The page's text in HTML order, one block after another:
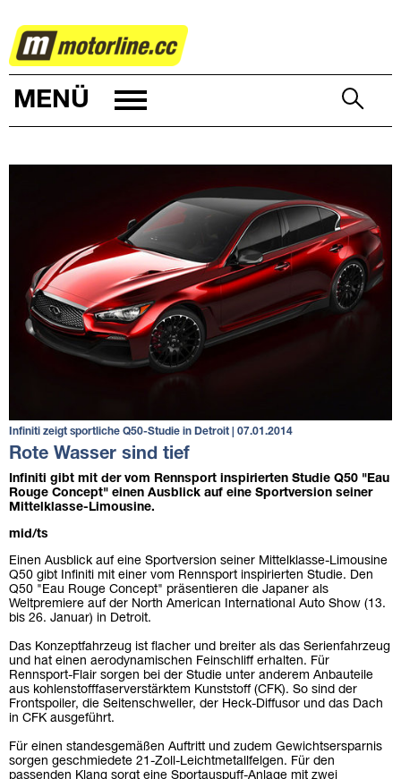
AUTOWELT
MENÜ
Infiniti zeigt sportliche Q50-Studie in Detroit | 07.01.2014
Rote Wasser sind tief
Infiniti gibt mit der vom Rennsport inspirierten Studie Q50 "Eau
Rouge Concept" einen Ausblick auf eine Sportversion seiner
Mittelklasse-Limousine.
mid/ts
Einen Ausblick auf eine Sportversion seiner Mittelklasse-Limousine
Q50 gibt Infiniti mit einer vom Rennsport inspirierten Studie. Den
Q50 "Eau Rouge Concept" präsentieren die Japaner als
Weltpremiere auf der North American International Auto Show (13.
bis 26. Januar) in Detroit.
Das Konzeptfahrzeug ist flacher und breiter als das Serienfahrzeug
und hat einen aerodynamischen Feinschliff erhalten. Für
Rennsport-Flair sorgen bei der Studie unter anderem Anbauteile
aus kohlenstofffaserverstärktem Kunststoff (CFK). So sind der
Frontspoiler, die Seitenschweller, der Heck-Diffusor und das Dach
in CFK ausgeführt.
Für einen standesgemäßen Auftritt und zudem Gewichtsersparnis
sorgen geschmiedete 21-Zoll-Leichtmetallfelgen. Für den
passenden Klang sorgt eine Sportauspuff-Anlage mit zwei